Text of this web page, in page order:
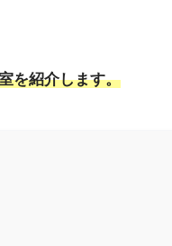
を紹介します。